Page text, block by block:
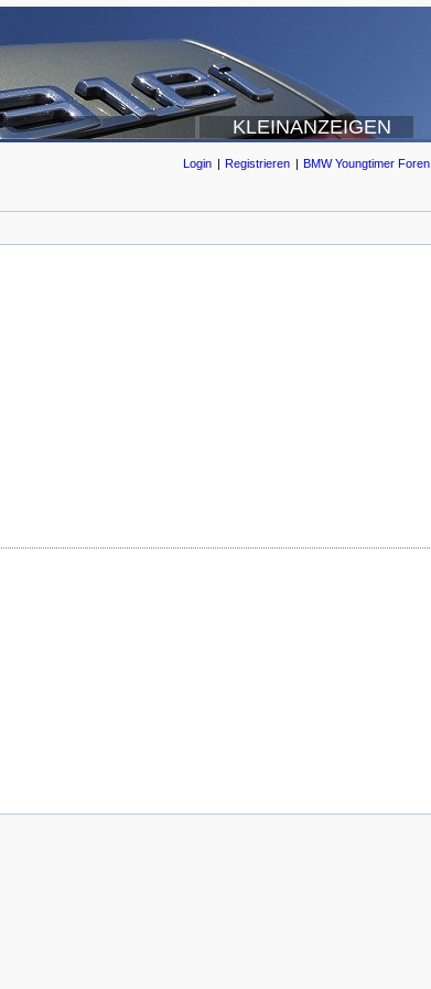
KLEINANZEIGEN
Login Registrieren BMW Youngtimer Foren